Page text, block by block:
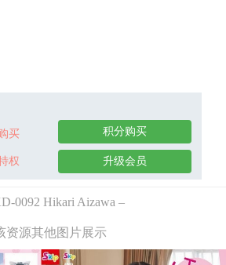
买
权
积分购买
升级会员
0092 Hikari Aizawa –
资源其他图片展示